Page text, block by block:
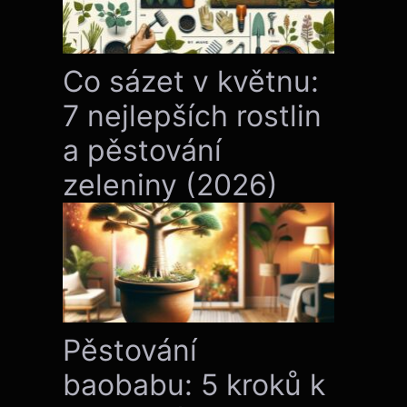
Co sázet v květnu:
7 nejlepších rostlin
a pěstování
zeleniny (2026)
Pěstování
baobabu: 5 kroků k